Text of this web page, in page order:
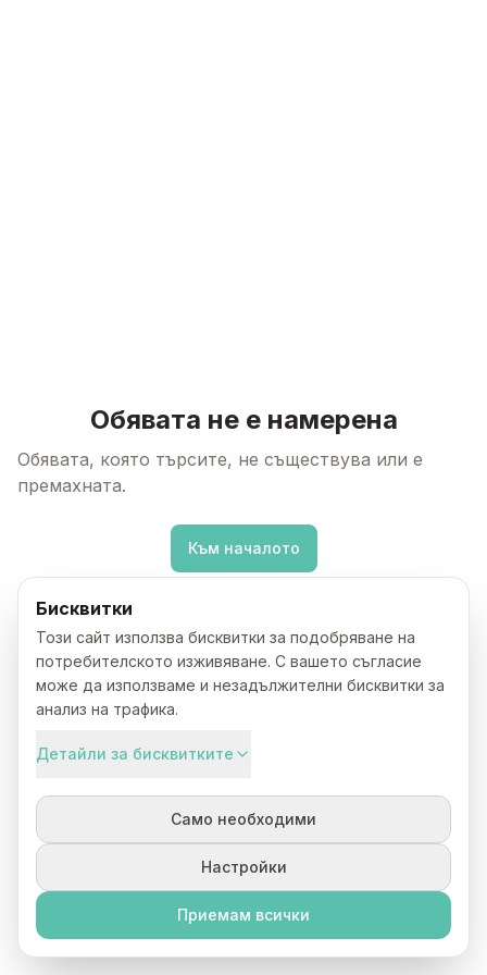
Обявата не е намерена
Обявата, която търсите, не съществува или е
премахната.
Към началото
Бисквитки
Този сайт използва бисквитки за подобряване на
потребителското изживяване. С вашето съгласие
може да използваме и незадължителни бисквитки за
анализ на трафика.
Детайли за бисквитките
Само необходими
Настройки
Приемам всички